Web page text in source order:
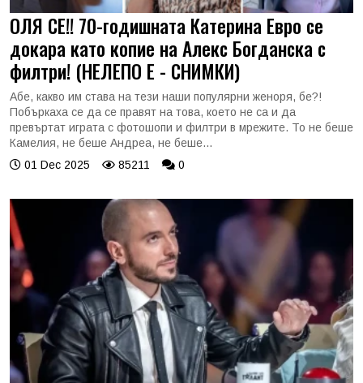
ОЛЯ СЕ!! 70-годишната Катерина Евро се
докара като копие на Алекс Богданска с
филтри! (НЕЛЕПО Е - СНИМКИ)
Абе, какво им става на тези наши популярни женоря, бе?!
Побъркаха се да се правят на това, което не са и да
превъртат играта с фотошопи и филтри в мрежите. То не беше
Камелия, не беше Андреа, не беше...
01 Dec 2025
85211 0